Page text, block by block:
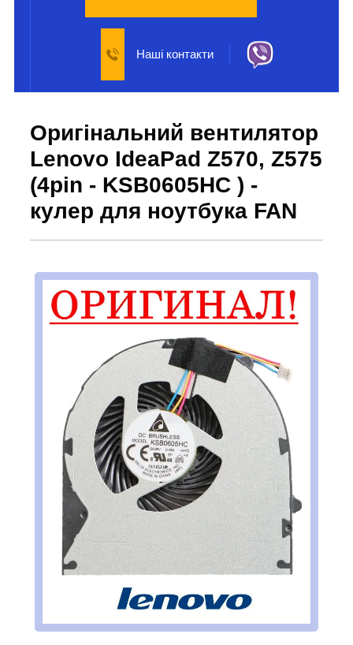
Наші контакти
Оригінальний вентилятор
Lenovo IdeaPad Z570, Z575
(4pin - KSB0605HC ) -
кулер для ноутбука FAN